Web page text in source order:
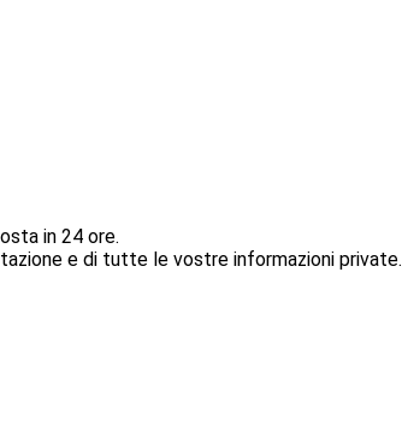
in 24 ore.
e di tutte le vostre informazioni private.